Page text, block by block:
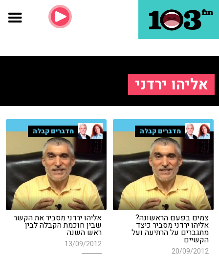
אליהו ירדני
מדברים קבלה
צמים בפעם הראשונה?
אליהו ירדני מסביר כיצד
מתגברים על הרתיעה ועל
הקשיים
20/09/2012
מדברים קבלה
אליהו ירדני מסביר את הקשר
שבין חוכמת הקבלה לבין
ראש השנה
13/09/2012